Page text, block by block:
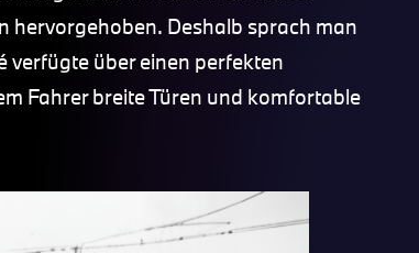
hervorgehoben. Deshalb sprach man
verfügte über einen perfekten
Fahrer breite Türen und komfortable